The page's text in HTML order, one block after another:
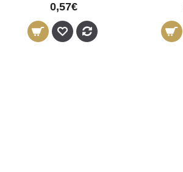
0,57€